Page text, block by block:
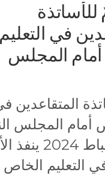
في التعليم
المجلس
المتقاعدين
أمام المجلس
الثلاثاء 20 شباط
التعليم الخاص